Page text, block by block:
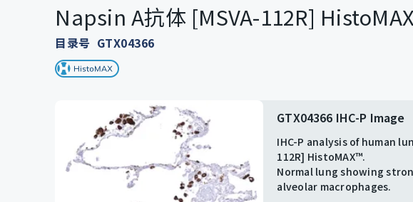
G 蛋白偶联受体
蛋白质和多肽
切片
Napsin A抗体 [MSVA-112R]
目录号 GTX04366
GTX04366 IHC-P Image
IHC-P analysis of human
112R] HistoMAX™.
Normal lung showing
alveolar macrophages.
GTX04366 IHC-P Image
IHC-P analysis of human
Napsin A antibody [MSVA-
Adenocarcinoma of the
GTX04366 IHC-P Image
IHC-P analysis of human
112R] HistoMAX™.
Moderate Napsin A